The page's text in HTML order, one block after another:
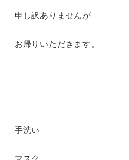
申し訳ありませんが
お帰りいただきます。
手洗い